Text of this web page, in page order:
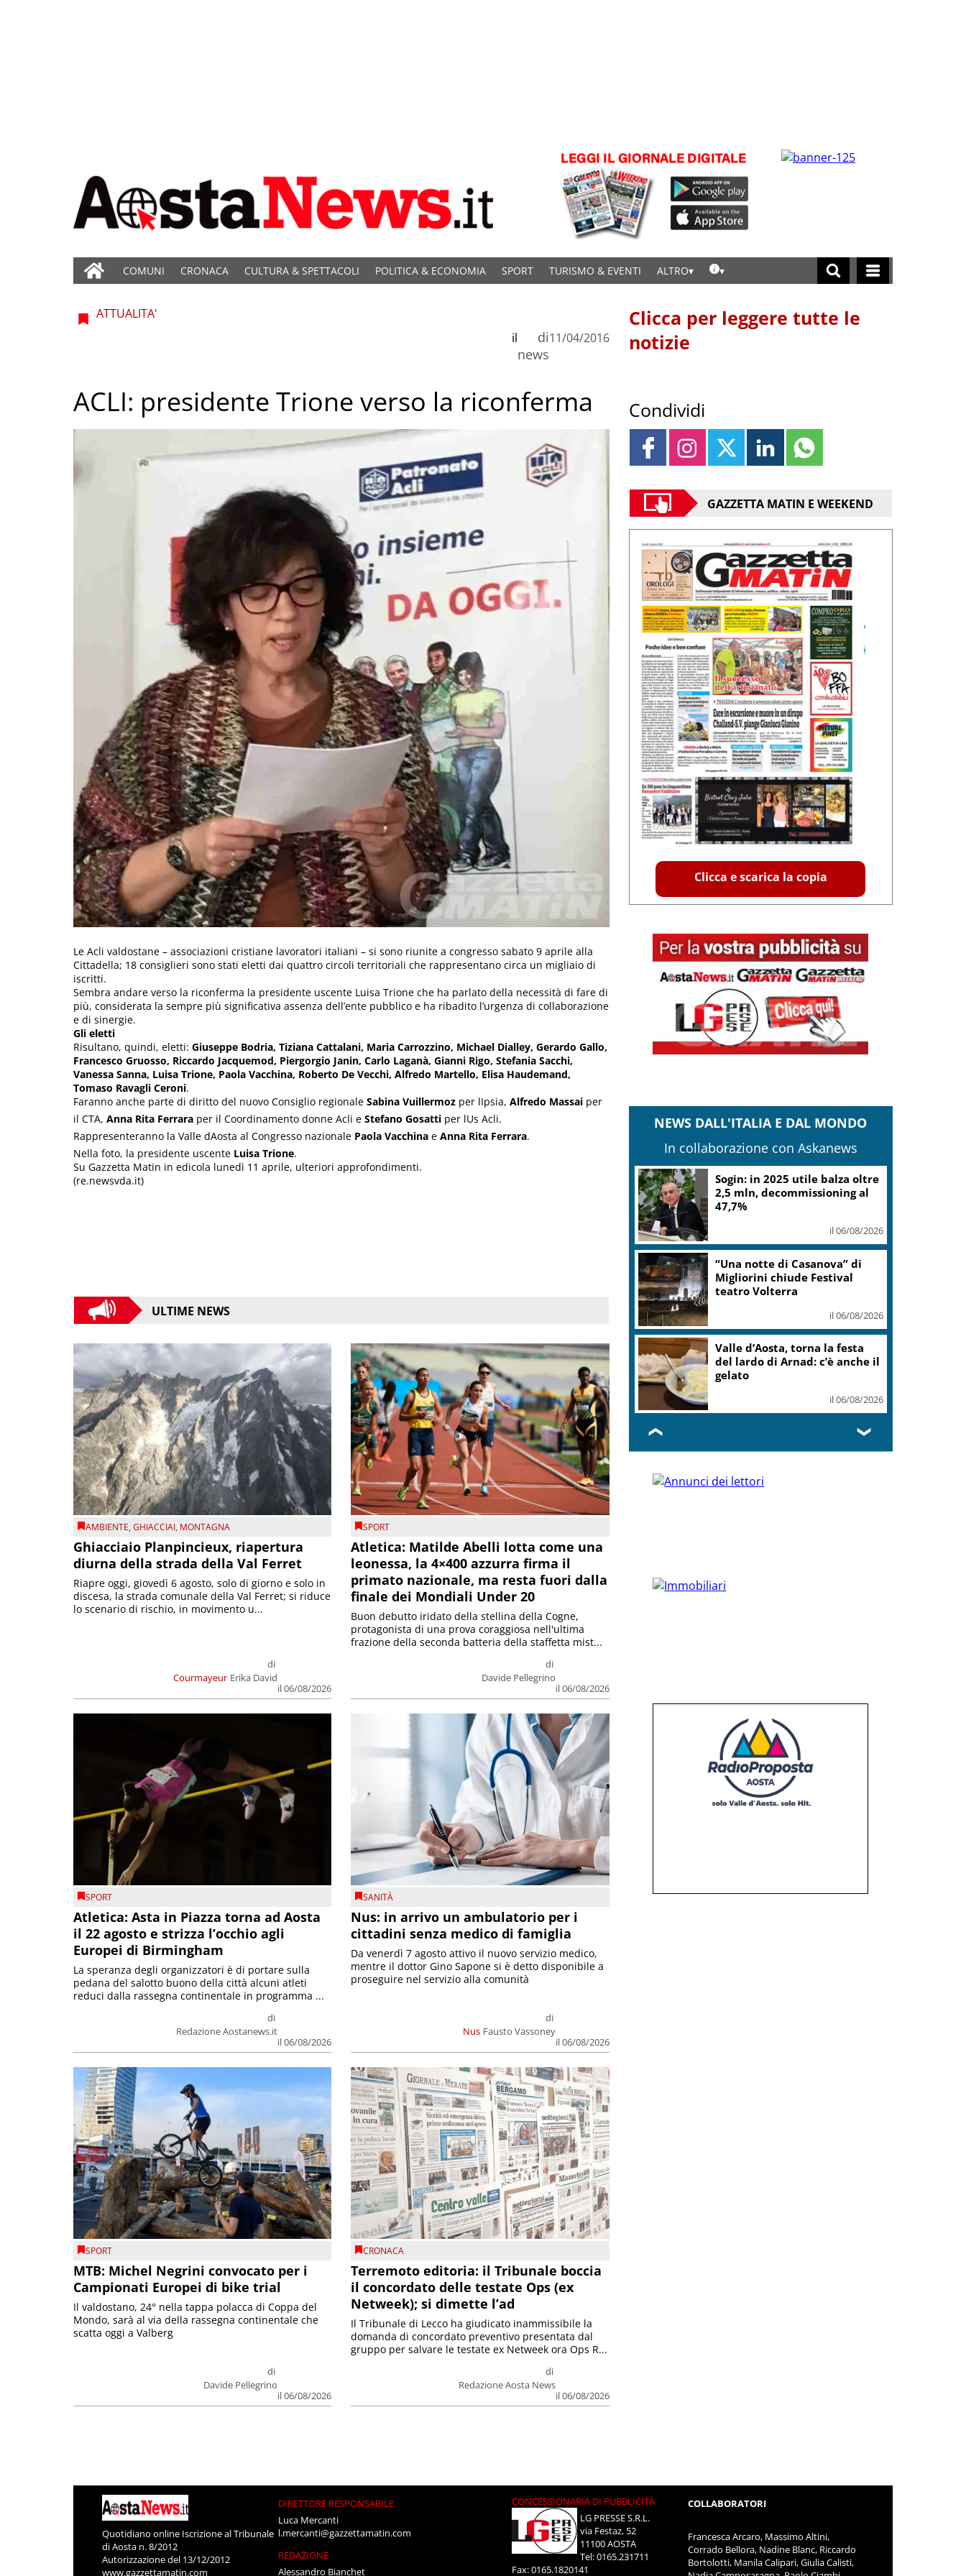
COMUNI CRONACA CULTURA & SPETTACOLI POLITICA & ECONOMIA SPORT TURISMO & EVENTI ALTRO
ATTUALITA'
di
news
il 11/04/2016
ACLI: presidente Trione verso la riconferma
Le Acli valdostane – associazioni cristiane lavoratori italiani – si sono riunite a congresso sabato 9 aprile alla
Cittadella; 18 consiglieri sono stati eletti dai quattro circoli territoriali che rappresentano circa un migliaio di
iscritti.
Sembra andare verso la riconferma la presidente uscente Luisa Trione che ha parlato della necessità di fare di
più, considerata la sempre più significativa assenza dell’ente pubblico e ha ribadito l’urgenza di collaborazione
e di sinergie.
Gli eletti
Risultano, quindi, eletti: Giuseppe Bodria, Tiziana Cattalani, Maria Carrozzino, Michael Dialley, Gerardo Gallo,
Francesco Gruosso, Riccardo Jacquemod, Piergorgio Janin, Carlo Laganà, Gianni Rigo, Stefania Sacchi,
Vanessa Sanna, Luisa Trione, Paola Vacchina, Roberto De Vecchi, Alfredo Martello, Elisa Haudemand,
Tomaso Ravagli Ceroni.
Faranno anche parte di diritto del nuovo Consiglio regionale Sabina Vuillermoz per lIpsia, Alfredo Massai per
il CTA, Anna Rita Ferrara per il Coordinamento donne Acli e Stefano Gosatti per lUs Acli.
Rappresenteranno la Valle dAosta al Congresso nazionale Paola Vacchina e Anna Rita Ferrara.
Nella foto, la presidente uscente Luisa Trione.
Su Gazzetta Matin in edicola lunedì 11 aprile, ulteriori approfondimenti.
(re.newsvda.it)
ULTIME NEWS
AMBIENTE,GHIACCIAI, MONTAGNA
Ghiacciaio Planpincieux, riapertura
diurna della strada della Val Ferret
Courmayeur
di
Erika David
il 06/08/2026
Riapre oggi, giovedì 6 agosto, solo di giorno e solo in
discesa, la strada comunale della Val Ferret; si riduce
lo scenario di rischio, in movimento u...
SPORT
Atletica: Matilde Abelli lotta come una
leonessa, la 4×400 azzurra firma il
primato nazionale, ma resta fuori dalla
finale dei Mondiali Under 20
di
Davide Pellegrino
il 06/08/2026
Buon debutto iridato della stellina della Cogne,
protagonista di una prova coraggiosa nell'ultima
frazione della seconda batteria della staffetta mist...
SPORT
Atletica: Asta in Piazza torna ad Aosta
il 22 agosto e strizza l’occhio agli
Europei di Birmingham
di
Redazione Aostanews.it
il 06/08/2026
La speranza degli organizzatori è di portare sulla
pedana del salotto buono della città alcuni atleti
reduci dalla rassegna continentale in programma ...
SANITÀ
Nus: in arrivo un ambulatorio per i
cittadini senza medico di famiglia
Nus
di
Fausto Vassoney
il 06/08/2026
Da venerdì 7 agosto attivo il nuovo servizio medico,
mentre il dottor Gino Sapone si è detto disponibile a
proseguire nel servizio alla comunità
SPORT
MTB: Michel Negrini convocato per i
Campionati Europei di bike trial
di
Davide Pellegrino
il 06/08/2026
Il valdostano, 24° nella tappa polacca di Coppa del
Mondo, sarà al via della rassegna continentale che
scatta oggi a Valberg
CRONACA
Terremoto editoria: il Tribunale boccia
il concordato delle testate Ops (ex
Netweek); si dimette l’ad
di
Redazione Aosta News
il 06/08/2026
Il Tribunale di Lecco ha giudicato inammissibile la
domanda di concordato preventivo presentata dal
gruppo per salvare le testate ex Netweek ora Ops R...
Clicca per leggere tutte le
notizie
Condividi
GAZZETTA MATIN E WEEKEND
Clicca e scarica la copia
NEWS DALL'ITALIA E DAL MONDO
In collaborazione con Askanews
Sogin: in 2025 utile balza oltre
2,5 mln, decommissioning al
47,7%
il 06/08/2026
“Una notte di Casanova” di
Migliorini chiude Festival
teatro Volterra
il 06/08/2026
Valle d’Aosta, torna la festa
del lardo di Arnad: c’è anche il
gelato
il 06/08/2026
❮ ❯
Quotidiano online Iscrizione al Tribunale
di Aosta n. 8/2012
Autorizzazione del 13/12/2012
www.gazzettamatin.com
DIRETTORE RESPONSABILE
Luca Mercanti
l.mercanti@gazzettamatin.com
REDAZIONE
Alessandro Bianchet
CONCESSIONARIA DI PUBBLICITÀ
LG PRESSE S.R.L.
via Festaz, 52
11100 AOSTA
Tel: 0165.231711
Fax: 0165.1820141
COLLABORATORI
Francesca Arcaro, Massimo Altini,
Corrado Bellora, Nadine Blanc, Riccardo
Bortolotti, Manila Calipari, Giulia Calisti,